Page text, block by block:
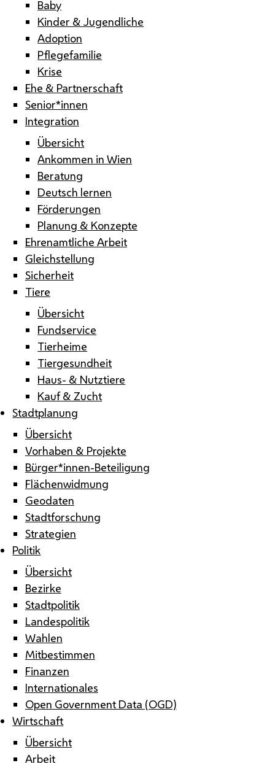
Baby
Kinder & Jugendliche
Adoption
Pflegefamilie
Krise
Ehe & Partnerschaft
Senior*innen
Integration
Übersicht
Ankommen in Wien
Beratung
Deutsch lernen
Förderungen
Planung & Konzepte
Ehrenamtliche Arbeit
Gleichstellung
Sicherheit
Tiere
Übersicht
Fundservice
Tierheime
Tiergesundheit
Haus- & Nutztiere
Kauf & Zucht
Stadtplanung
Übersicht
Vorhaben & Projekte
Bürger*innen-Beteiligung
Flächenwidmung
Geodaten
Stadtforschung
Strategien
Politik
Übersicht
Bezirke
Stadtpolitik
Landespolitik
Wahlen
Mitbestimmen
Finanzen
Internationales
Open Government Data (OGD)
Wirtschaft
Übersicht
Arbeit